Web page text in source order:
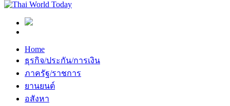
Home
ธุรกิจ/ประกัน/การเงิน
ภาครัฐ/ราชการ
ยานยนต์
อสังหา